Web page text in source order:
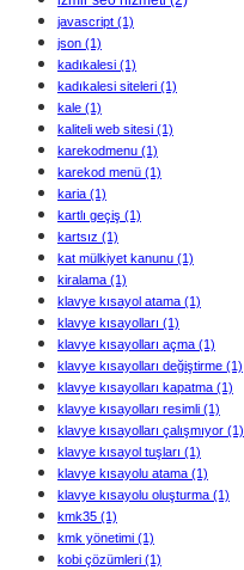
javascript (1)
json (1)
kadıkalesi (1)
kadıkalesi siteleri (1)
kale (1)
kaliteli web sitesi (1)
karekodmenu (1)
karekod menü (1)
karia (1)
kartlı geçiş (1)
kartsız (1)
kat mülkiyet kanunu (1)
kiralama (1)
klavye kısayol atama (1)
klavye kısayolları (1)
klavye kısayolları açma (1)
klavye kısayolları değiştirme (1)
klavye kısayolları kapatma (1)
klavye kısayolları resimli (1)
klavye kısayolları çalışmıyor (1)
klavye kısayol tuşları (1)
klavye kısayolu atama (1)
klavye kısayolu oluşturma (1)
kmk35 (1)
kmk yönetimi (1)
kobi çözümleri (1)